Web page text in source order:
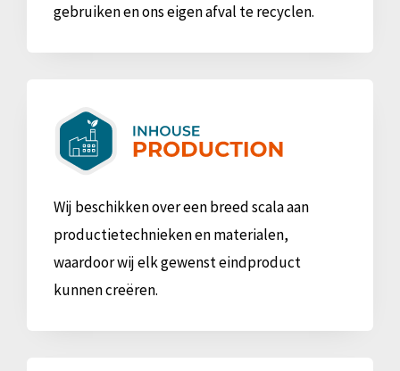
gebruiken en ons eigen afval te recyclen.
Wij beschikken over een breed scala aan
productietechnieken en materialen,
waardoor wij elk gewenst eindproduct
kunnen creëren.